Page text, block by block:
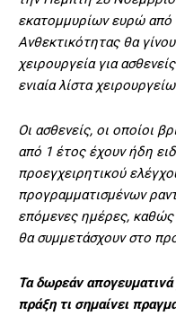
εκατομμυρίων ευρώ από
Ανθεκτικότητας θα
χειρουργεία για
ενιαία λίστα
Οι ασθενείς, οι οποίοι
από 1 έτος έχουν ήδη
προεγχειρητικού
προγραμματισμένων
επόμενες ημέρες,
θα συμμετάσχουν στο
Τα δωρεάν απογευματινά
πράξη τι σημαίνει